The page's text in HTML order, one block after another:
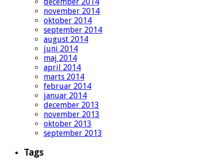
november 2014
oktober 2014
september 2014
august 2014
juni 2014
maj 2014
april 2014
marts 2014
februar 2014
januar 2014
december 2013
november 2013
oktober 2013
september 2013
Tags